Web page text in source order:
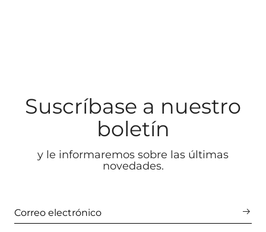
Suscríbase a nuestro
boletín
y le informaremos sobre las últimas
novedades.